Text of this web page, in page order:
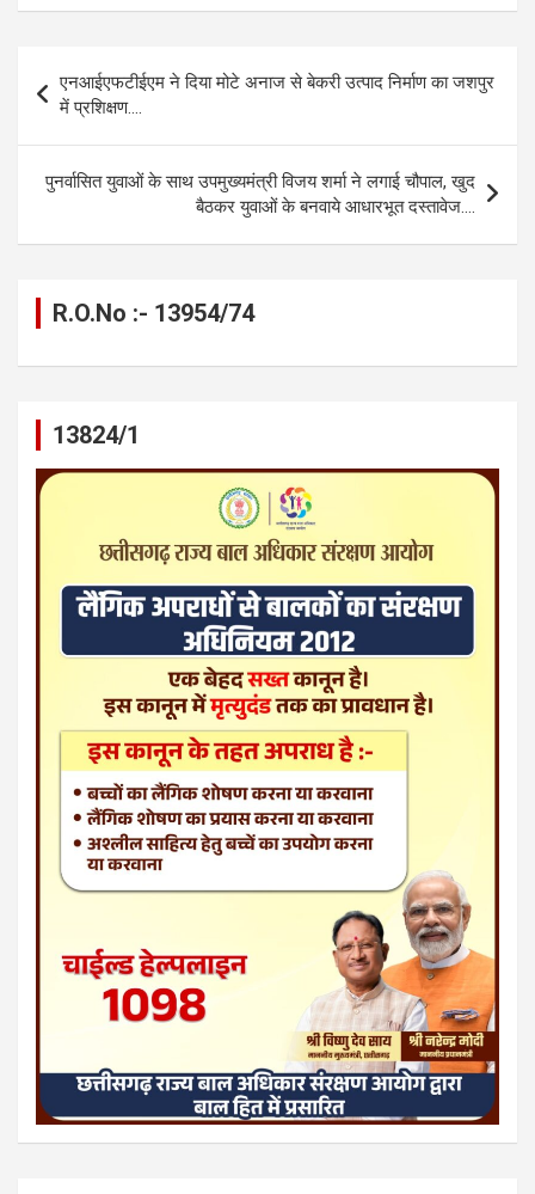
ce
b
o
o
k
se
n
g
er
at
s
A
p
p
e
gr
a
m
ail py
Li
n
k
ar
e
navigation
एनआईएफटीईएम ने दिया मोटे अनाज से बेकरी उत्पाद निर्माण का जशपुर
में प्रशिक्षण….
पुनर्वासित युवाओं के साथ उपमुख्यमंत्री विजय शर्मा ने लगाई चौपाल, खुद
बैठकर युवाओं के बनवाये आधारभूत दस्तावेज….
R.O.No :- 13954/74
13824/1